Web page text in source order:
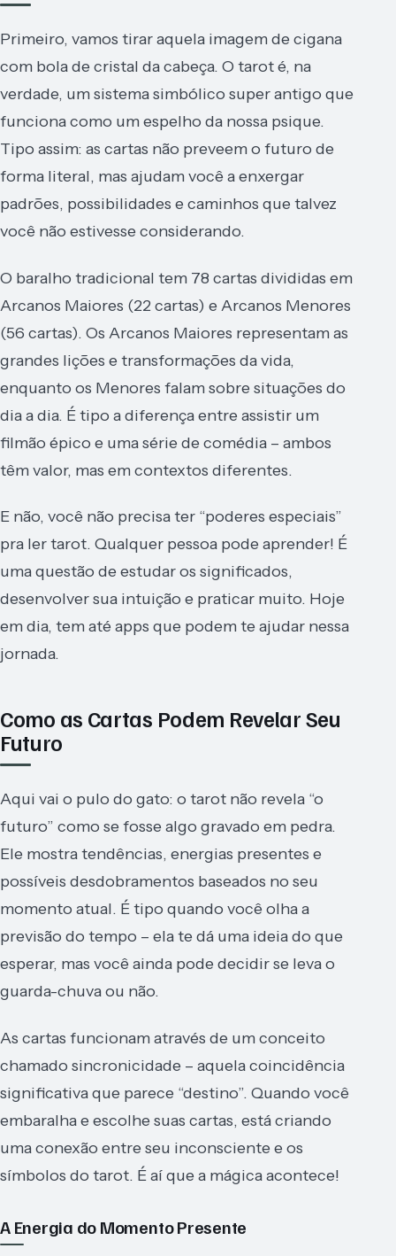
Primeiro, vamos tirar aquela imagem de cigana
com bola de cristal da cabeça. O tarot é, na
verdade, um sistema simbólico super antigo que
funciona como um espelho da nossa psique.
Tipo assim: as cartas não preveem o futuro de
forma literal, mas ajudam você a enxergar
padrões, possibilidades e caminhos que talvez
você não estivesse considerando.
O baralho tradicional tem 78 cartas divididas em
Arcanos Maiores (22 cartas) e Arcanos Menores
(56 cartas). Os Arcanos Maiores representam as
grandes lições e transformações da vida,
enquanto os Menores falam sobre situações do
dia a dia. É tipo a diferença entre assistir um
filmão épico e uma série de comédia – ambos
têm valor, mas em contextos diferentes.
E não, você não precisa ter “poderes especiais”
pra ler tarot. Qualquer pessoa pode aprender! É
uma questão de estudar os significados,
desenvolver sua intuição e praticar muito. Hoje
em dia, tem até apps que podem te ajudar nessa
jornada.
Como as Cartas Podem Revelar Seu
Futuro
Aqui vai o pulo do gato: o tarot não revela “o
futuro” como se fosse algo gravado em pedra.
Ele mostra tendências, energias presentes e
possíveis desdobramentos baseados no seu
momento atual. É tipo quando você olha a
previsão do tempo – ela te dá uma ideia do que
esperar, mas você ainda pode decidir se leva o
guarda-chuva ou não.
As cartas funcionam através de um conceito
chamado sincronicidade – aquela coincidência
significativa que parece “destino”. Quando você
embaralha e escolhe suas cartas, está criando
uma conexão entre seu inconsciente e os
símbolos do tarot. É aí que a mágica acontece!
A Energia do Momento Presente